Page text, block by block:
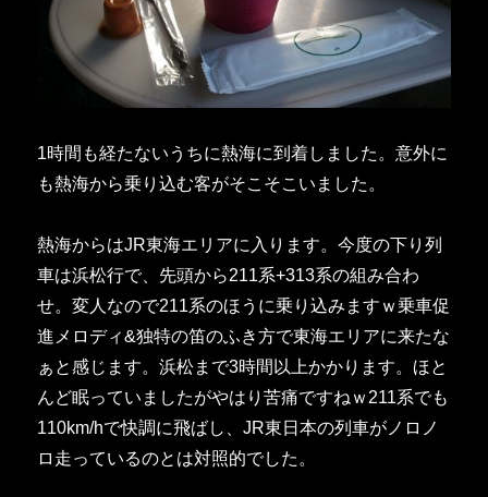
1時間も経たないうちに熱海に到着しました。意外に
も熱海から乗り込む客がそこそこいました。
熱海からはJR東海エリアに入ります。今度の下り列
車は浜松行で、先頭から211系+313系の組み合わ
せ。変人なので211系のほうに乗り込みますｗ乗車促
進メロディ&独特の笛のふき方で東海エリアに来たな
ぁと感じます。浜松まで3時間以上かかります。ほと
んど眠っていましたがやはり苦痛ですねｗ211系でも
110km/hで快調に飛ばし、JR東日本の列車がノロノ
ロ走っているのとは対照的でした。